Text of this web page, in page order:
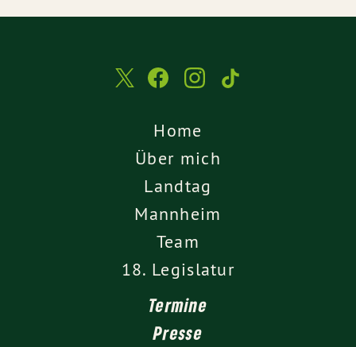
Home
Über mich
Landtag
Mannheim
Team
18. Legislatur
Termine
Presse